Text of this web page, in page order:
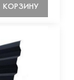
КОРЗИНУ